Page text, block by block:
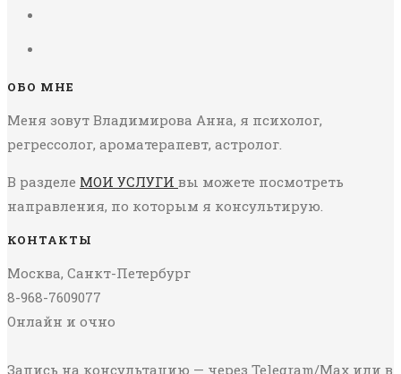
ОБО МНЕ
Меня зовут Владимирова Анна, я психолог,
регрессолог, ароматерапевт, астролог.
В разделе МОИ УСЛУГИ вы можете посмотреть
направления, по которым я консультирую.
КОНТАКТЫ
Москва, Санкт-Петербург
8-968-7609077
Онлайн и очно
Запись на консультацию — через Telegram/Max или в